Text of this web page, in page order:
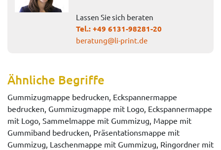
Lassen Sie sich beraten
Tel.:+49 6131-98281-20
beratung@li-print.de
Ähnliche Begriffe
Gummizugmappe bedrucken, Eckspannermappe
bedrucken, Gummizugmappe mit Logo, Eckspannermappe
mit Logo, Sammelmappe mit Gummizug, Mappe mit
Gummiband bedrucken, Präsentationsmappe mit
Gummizug, Laschenmappe mit Gummizug, Ringordner mit